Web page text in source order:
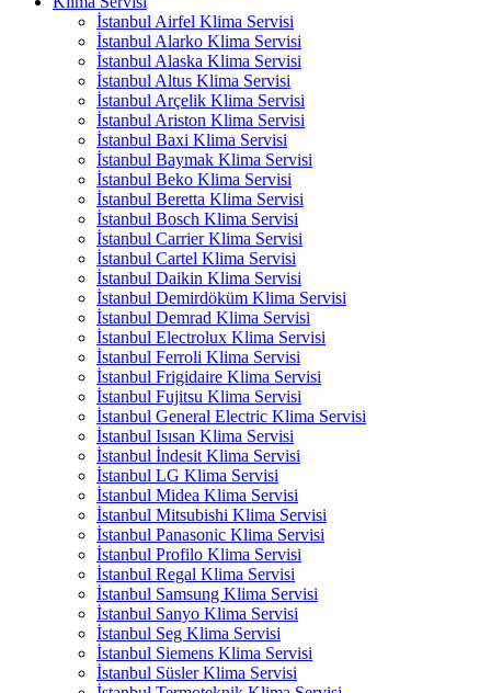
İstanbul Airfel Klima Servisi
İstanbul Alarko Klima Servisi
İstanbul Alaska Klima Servisi
İstanbul Altus Klima Servisi
İstanbul Arçelik Klima Servisi
İstanbul Ariston Klima Servisi
İstanbul Baxi Klima Servisi
İstanbul Baymak Klima Servisi
İstanbul Beko Klima Servisi
İstanbul Beretta Klima Servisi
İstanbul Bosch Klima Servisi
İstanbul Carrier Klima Servisi
İstanbul Cartel Klima Servisi
İstanbul Daikin Klima Servisi
İstanbul Demirdöküm Klima Servisi
İstanbul Demrad Klima Servisi
İstanbul Electrolux Klima Servisi
İstanbul Ferroli Klima Servisi
İstanbul Frigidaire Klima Servisi
İstanbul Fujitsu Klima Servisi
İstanbul General Electric Klima Servisi
İstanbul Isısan Klima Servisi
İstanbul İndesit Klima Servisi
İstanbul LG Klima Servisi
İstanbul Midea Klima Servisi
İstanbul Mitsubishi Klima Servisi
İstanbul Panasonic Klima Servisi
İstanbul Profilo Klima Servisi
İstanbul Regal Klima Servisi
İstanbul Samsung Klima Servisi
İstanbul Sanyo Klima Servisi
İstanbul Seg Klima Servisi
İstanbul Siemens Klima Servisi
İstanbul Süsler Klima Servisi